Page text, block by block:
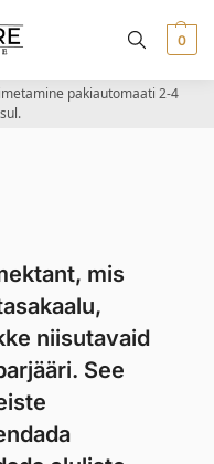
0
pakiautomaati 2-4
mis
niisutavaid
See